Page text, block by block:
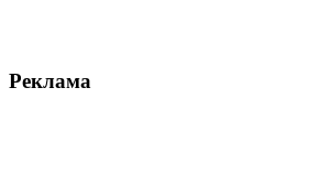
Реклама